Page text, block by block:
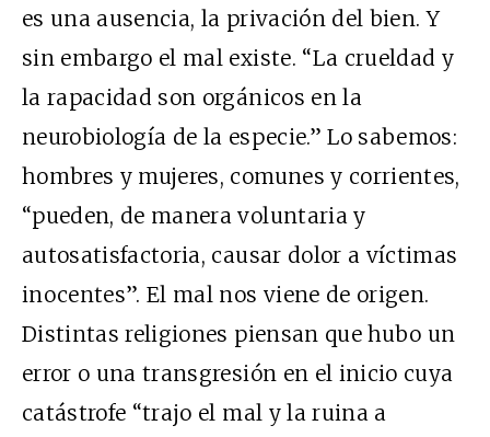
es una ausencia, la privación del bien. Y
sin embargo el mal existe. “La crueldad y
la rapacidad son orgánicos en la
neurobiología de la especie.” Lo sabemos:
hombres y mujeres, comunes y corrientes,
“pueden, de manera voluntaria y
autosatisfactoria, causar dolor a víctimas
inocentes”. El mal nos viene de origen.
Distintas religiones piensan que hubo un
error o una transgresión en el inicio cuya
catástrofe “trajo el mal y la ruina a